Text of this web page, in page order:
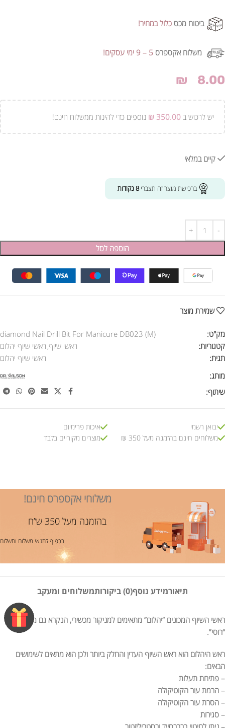
ביטוח מכס כלול במחיר!
משלוח אקספרס 5 – 9 ימי עסקים!
₪ 8.00
יש לרכוש ב ₪ 350.00 נוספים כדי להינות ממשלוח חינם!
קיים במלאי
ברכישת מוצר זה תצברי8 נקודות
הוספה לסל
שמירת מוצר
מק"ט:
diamond Nail Drill Bit For Manicure DB023 (M)
קטגוריות:
ראשי שיוף, ראשי שיוף יהלום
תגית:
ראשי שיוף יהלום
מותג:
שיתוף:
יבואן רשמי
משלוחים חינם בהזמנה מעל 350 ₪
איכות פרימיום
מוצרים מקוריים בלבד
משלוחי אקספרס חינם!
בהזמנה מעל 350 ש”ח
בכפוף לתנאי משלוח ותשלום
תיאורמידע נוסף(0) ביקורות משלוחים ומעקב
ראשי השיוף המכונים “יהלום” מתאימים למניקור מכשירי, הנקרא גם מניקור
“רוסי”.
ראש היהלום הוא ראש השיוף העדין והחלק ביותר ולכן הוא מתאים לשימושים
הבאים:
– פתיחת תעלות
– הרמת עור הקוטיקולה
– הסרת עור הקוטיקולה
– סגירות